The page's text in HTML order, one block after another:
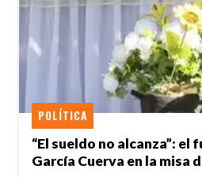
“El sueldo no alcanza”: el
García Cuerva en la misa
POLÍTICA